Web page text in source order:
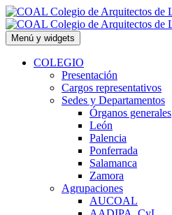
Saltar
al
contenido
Menú y widgets
COLEGIO
Presentación
Cargos representativos
Sedes y Departamentos
Órganos generales
León
Palencia
Ponferrada
Salamanca
Zamora
Agrupaciones
AUCOAL